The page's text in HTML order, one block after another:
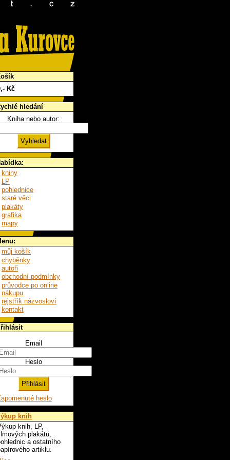
,- Kč
hledání
Kniha nebo autor:
knihy
LP
pohlednice
staré věci
plakáty
grafika
mapy
můj košík
chyběnky
autoři
obchodní podmínky
průvodce po online
nákupu
rejstřík názvosloví
kontakt
Email
Heslo
heslo
knih
knih, LP,
plakátů,
a ostatního
artiklu.